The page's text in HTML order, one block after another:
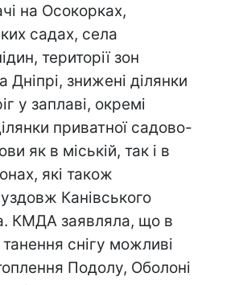
на Осокорках,
садах, села
території зон
Дніпрі, знижені ділянки
у заплаві, окремі
приватної садово-
як в міській, так і в
які також
Канівського
КМДА заявляла, що в
танення снігу можливі
Подолу, Оболоні